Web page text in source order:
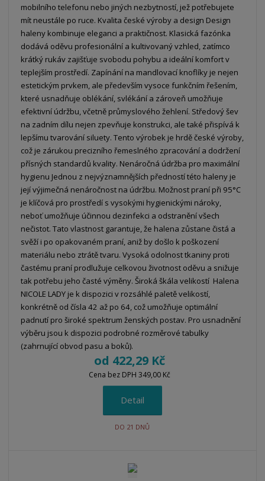
mobilního telefonu nebo jiných nezbytností, jež potřebujete
mít neustále po ruce. Kvalita české výroby a design Design
haleny kombinuje eleganci a praktičnost. Klasická fazónka
dodává oděvu profesionální a kultivovaný vzhled, zatímco
krátký rukáv zajišťuje svobodu pohybu a ideální komfort v
teplejším prostředí. Zapínání na mandlovací knoflíky je nejen
estetickým prvkem, ale především vysoce funkčním řešením,
které usnadňuje oblékání, svlékání a zároveň umožňuje
efektivní údržbu, včetně průmyslového žehlení. Středový šev
na zadním dílu nejen zpevňuje konstrukci, ale také přispívá k
lepšímu tvarování siluety. Tento výrobek je hrdě české výroby,
což je zárukou precizního řemeslného zpracování a dodržení
přísných standardů kvality. Nenáročná údržba pro maximální
hygienu Jednou z nejvýznamnějších předností této haleny je
její výjimečná nenáročnost na údržbu. Možnost praní při 95°C
je klíčová pro prostředí s vysokými hygienickými nároky,
neboť umožňuje účinnou dezinfekci a odstranění všech
nečistot. Tato vlastnost garantuje, že halena zůstane čistá a
svěží i po opakovaném praní, aniž by došlo k poškození
materiálu nebo ztrátě tvaru. Vysoká odolnost tkaniny proti
častému praní prodlužuje celkovou životnost oděvu a snižuje
tak potřebu jeho časté výměny. Široká škála velikostí Halena
NICOLE LADY je k dispozici v rozsáhlé paletě velikostí,
konkrétně od čísla 42 až po 64, což umožňuje optimální
padnutí pro široké spektrum ženských postav. Pro usnadnění
výběru jsou k dispozici podrobné rozměrové tabulky
(zahrnující obvod pasu a boků).
od 422,29 Kč
Cena bez DPH 349,00 Kč
Detail
DO 21 DNŮ